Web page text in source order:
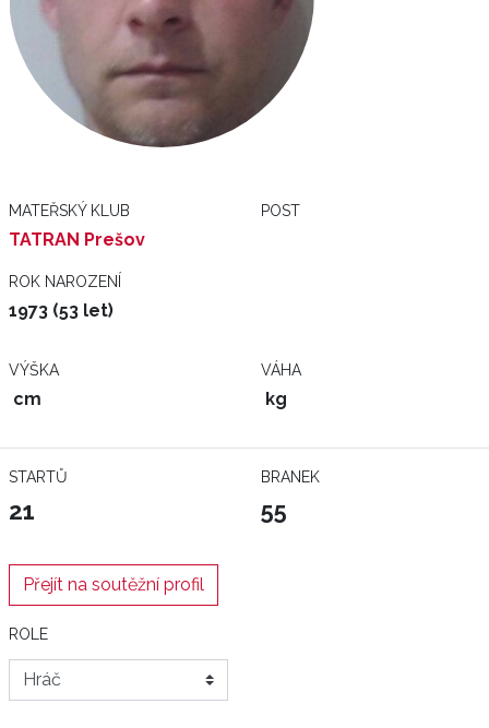
MATEŘSKÝ KLUB
TATRAN Prešov
POST
ROK NAROZENÍ
1973 (53 let)
VÝŠKA
cm
VÁHA
kg
STARTŮ
21
BRANEK
55
Přejít na soutěžní profil
ROLE